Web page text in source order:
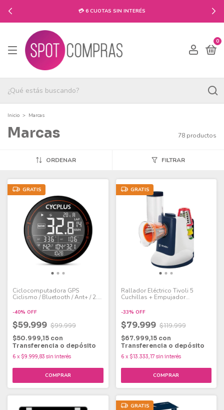
💳 6 CUOTAS SIN INTERÉS
0
Inicio > Marcas
Marcas 78 productos
ORDENAR FILTRAR
GRATIS
Ciclocomputadora GPS
Ciclismo / Bluetooth / Ant+ / 2.5
-40% OFF
$59.999 $99.999
$50.999,15 con
Transferencia o depósito
6 x $9.999,83 sin interés
GRATIS
Rallador Eléctrico Tivoli 5
Cuchillas + Empujador
-33% OFF
$79.999 $119.999
$67.999,15 con
Transferencia o depósito
6 x $13.333,17 sin interés
GRATIS